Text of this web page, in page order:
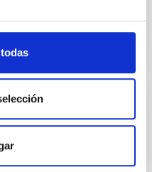
17
SEP 26